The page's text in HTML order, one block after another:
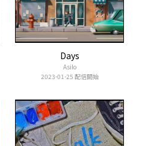
Days
Asilo
2023-01-25 配信開始